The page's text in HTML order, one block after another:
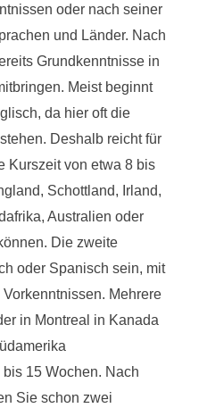
oder nach seiner
und Länder. Nach
Grundkenntnisse in
Meist beginnt
da hier oft die
Deshalb reicht für
Kurszeit von etwa 8 bis
Schottland, Irland,
Australien oder
Die zweite
oder Spanisch sein, mit
Mehrere
in Montreal in Kanada
15 Wochen. Nach
Sie schon zwei